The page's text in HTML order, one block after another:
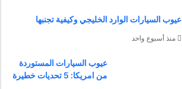
عيوب السيارات الوارد الخليجي وكيفية تجنبها
منذ أسبوع واحد
عيوب السيارات المستوردة
من امريكا: 5 تحديات خطيرة